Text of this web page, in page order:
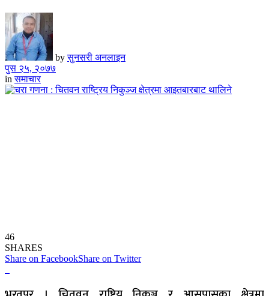
by सुनसरी अनलाइन
पुस २५, २०७७
in समाचार
46
SHARES
Share on FacebookShare on Twitter